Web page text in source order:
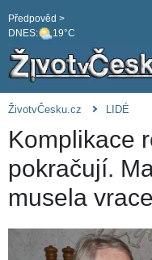
DNES: 19°C
Předpověd >
ŽivotvČesku.cz LIDÉ
Komplikace
pokračují.
musela